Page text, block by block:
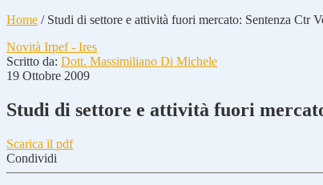
Home / Studi di settore e attività fuori mercato: Sentenza Ctr
Novità Irpef - Ires
Scritto da: Dott. Massimiliano Di Michele
19 Ottobre 2009
Studi di settore e attività fuori
Scarica il pdf
Condividi